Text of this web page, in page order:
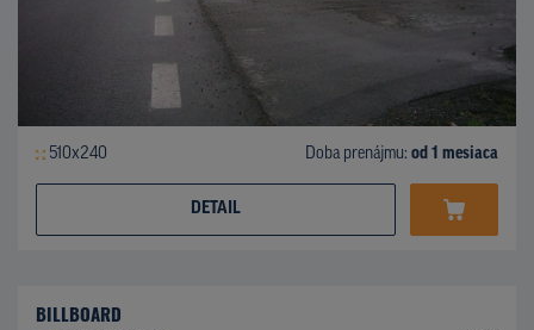
510x240 Doba prenájmu: od 1 mesiaca
DETAIL
BILLBOARD